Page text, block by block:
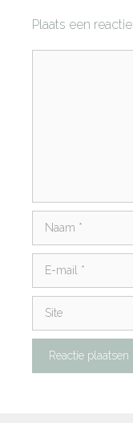
Plaats een reactie